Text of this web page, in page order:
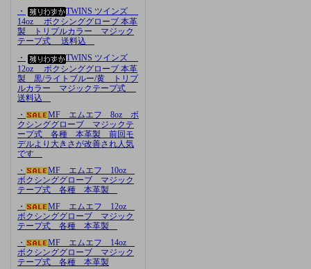
・
TWINS ツインズ
14oz ボクシンググローブ 本革
製 トリプルカラー マジック
テープ式 送料込
・
TWINS ツインズ
12oz ボクシンググローブ 本革
製 黒/ライトブルー/黄 トリプ
ルカラー マジックテープ式
送料込
・
MF エムエフ 8oz ボ
クシンググローブ マジックテ
ープ式 各種 本革製 前回モ
デルより大きさが改善され人気
です
・
MF エムエフ 10oz
ボクシンググローブ マジック
テープ式 各種 本革製
・
MF エムエフ 12oz
ボクシンググローブ マジック
テープ式 各種 本革製
・
MF エムエフ 14oz
ボクシンググローブ マジック
テープ式 各種 本革製